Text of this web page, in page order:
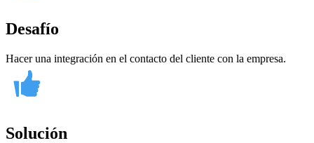
Desafío
Hacer una integración en el contacto del cliente con la empresa.
Solución